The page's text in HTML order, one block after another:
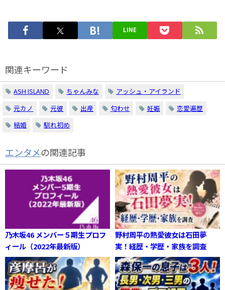
LINE
関連キーワード
ASH ISLAND ちゃんみな
アッシュ・アイランド
元カノ
元彼 出産 匂わせ 妊娠
恋愛遍歴
結婚
馴れ初め
エンタメの関連記事
乃木坂46 メンバー５期生プロフ
ィール（2022年最新版）
野村周平の熱愛彼女は石田夢
実！経歴・学歴・家族を調査